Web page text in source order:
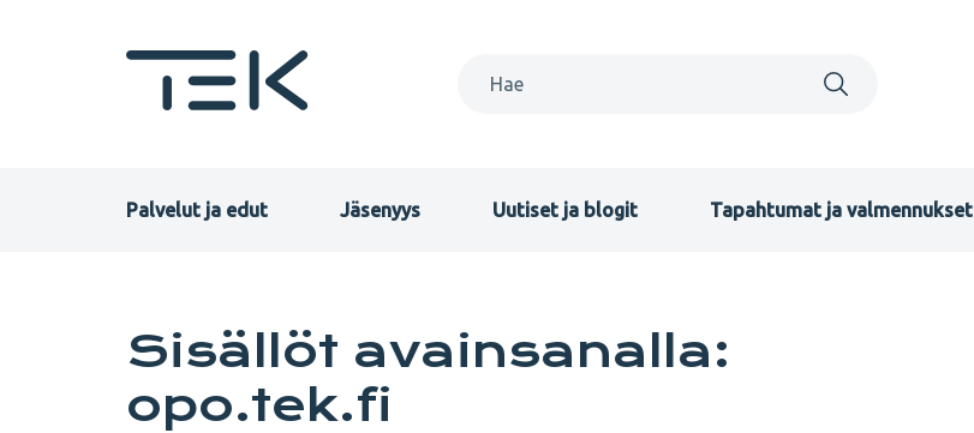
Primary
FI
Palvelut ja edut Jäsenyys Uutiset ja blogit Tapahtumat ja valmennukset
Sisällöt avainsanalla:
opo.tek.fi